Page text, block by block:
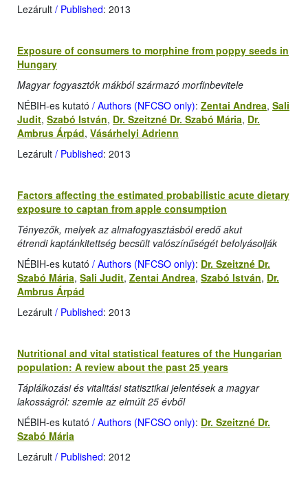
Lezárult / Published: 2013
Exposure of consumers to morphine from poppy seeds in
Hungary
Magyar fogyasztók mákból származó morfinbevitele
NÉBIH-es kutató / Authors (NFCSO only): Zentai Andrea, Sali
Judit, Szabó István, Dr. Szeitzné Dr. Szabó Mária, Dr.
Ambrus Árpád, Vásárhelyi Adrienn
Lezárult / Published: 2013
Factors affecting the estimated probabilistic acute dietary
exposure to captan from apple consumption
Tényezők, melyek az almafogyasztásból eredő akut
étrendi kaptánkitettség becsült valószínűségét befolyásolják
NÉBIH-es kutató / Authors (NFCSO only): Dr. Szeitzné Dr.
Szabó Mária, Sali Judit, Zentai Andrea, Szabó István, Dr.
Ambrus Árpád
Lezárult / Published: 2013
Nutritional and vital statistical features of the Hungarian
population: A review about the past 25 years
Táplálkozási és vitalitási statisztikai jelentések a magyar
lakosságról: szemle az elmúlt 25 évből
NÉBIH-es kutató / Authors (NFCSO only): Dr. Szeitzné Dr.
Szabó Mária
Lezárult / Published: 2012